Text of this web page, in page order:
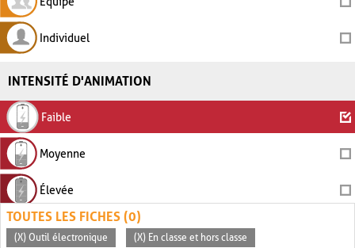
Individuel
INTENSITÉ D'ANIMATION
Faible
Moyenne
Élevée
TOUTES LES FICHES (0)
(X) Outil électronique (X) En classe et hors classe